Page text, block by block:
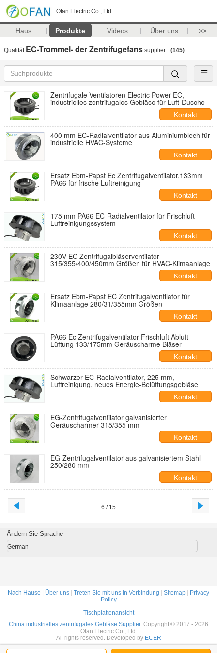
Ofan Electric Co., Ltd
Haus Produkte Videos Über uns >>
Qualität EC-Trommel- der Zentrifugefans supplier. (145)
Zentrifugale Ventilatoren Electric Power EC,
industrielles zentrifugales Gebläse für Luft-Dusche
Kontakt
400 mm EC-Radialventilator aus Aluminiumblech für
industrielle HVAC-Systeme
Kontakt
Ersatz Ebm-Papst Ec Zentrifugalventilator,133mm
PA66 für frische Luftreinigung
Kontakt
175 mm PA66 EC-Radialventilator für Frischluft-
Luftreinigungssystem
Kontakt
230V EC Zentrifugalbläserventilator
315/355/400/450mm Größen für HVAC-Klimaanlage
Kontakt
Ersatz Ebm-Papst EC Zentrifugalventilator für
Klimaanlage 280/31/355mm Größen
Kontakt
PA66 Ec Zentrifugalventilator Frischluft Abluft
Lüftung 133/175mm Geräuscharme Bläser
Kontakt
Schwarzer EC-Radialventilator, 225 mm,
Luftreinigung, neues Energie-Belüftungsgebläse
Kontakt
EG-Zentrifugalventilator galvanisierter
Geräuscharmer 315/355 mm
Kontakt
EG-Zentrifugalventilator aus galvanisiertem Stahl
250/280 mm
Kontakt
6 / 15
Ändern Sie Sprache
German
Nach Hause Über uns Treten Sie mit uns in Verbindung Sitemap
Privacy
Policy
Tischplattenansicht
China industrielles zentrifugales Gebläse Supplier. Copyright © 2017 - 2026
Ofan Electric Co., Ltd.
All rights reserved. Developed by ECER